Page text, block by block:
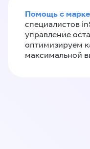
Помощь с
специалистов
управление
оптимизируем
максимальной